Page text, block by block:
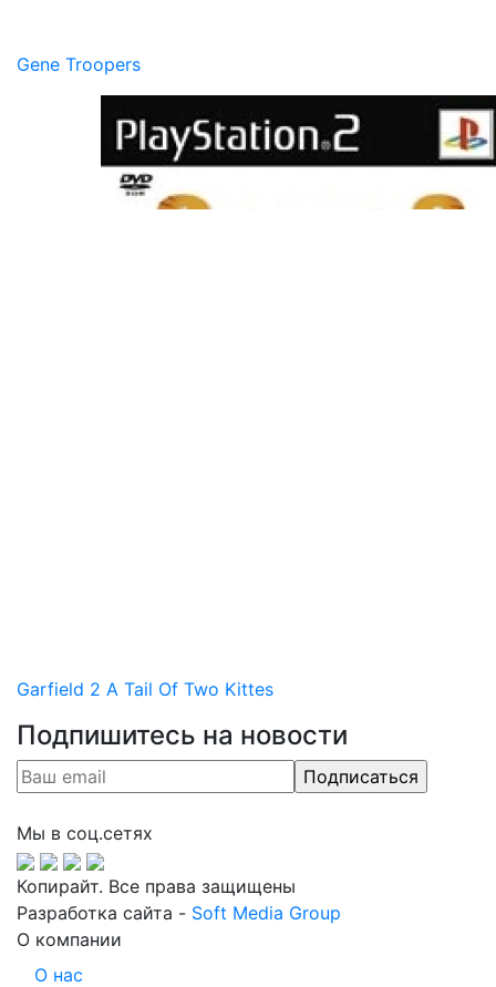
Gene Troopers
Garfield 2 A Tail Of Two Kittes
Подпишитесь на новости
Мы в соц.сетях
Копирайт. Все права защищены
Разработка сайта - Soft Media Group
О компании
О нас